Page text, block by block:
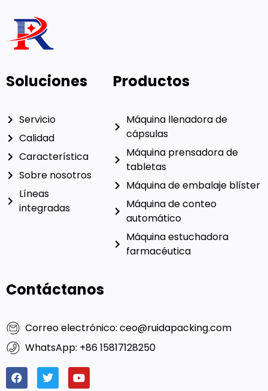
Soluciones
Servicio
Calidad
Característica
Sobre nosotros
Líneas
integradas
Productos
Máquina llenadora de
cápsulas
Máquina prensadora de
tabletas
Máquina de embalaje blíster
Máquina de conteo
automático
Máquina estuchadora
farmacéutica
Contáctanos
Correo electrónico: ceo@ruidapacking.com
WhatsApp: +86 15817128250